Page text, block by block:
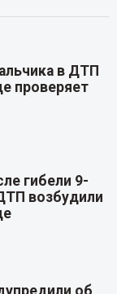
в ДТП
проверяет
гибели 9-
возбудили
об